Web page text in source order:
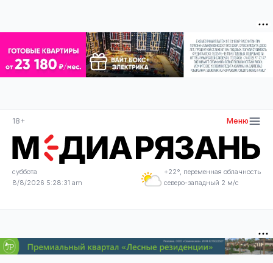
18+ Меню
суббота
8/8/2026 5:28:31 am
+22°, переменная облачность
северо-западный 2 м/с